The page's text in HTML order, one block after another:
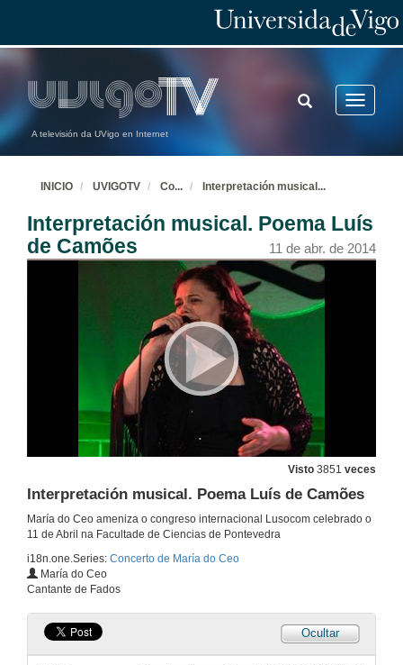
A televisión da UVigo en Internet
Toggle
TOGGLE
SEARCH
INICIO UVIGOTV Co... Interpretación musical ...
Interpretación musical. Poema Luís
de Camões
11 de abr. de 2014
Visto 3851 veces
Interpretación musical. Poema Luís de Camões
María do Ceo ameniza o congreso internacional Lusocom celebrado o
11 de Abril na Facultade de Ciencias de Pontevedra
i18n.one.Series: Concerto de María do Ceo
María do Ceo
Cantante de Fados
Ocultar